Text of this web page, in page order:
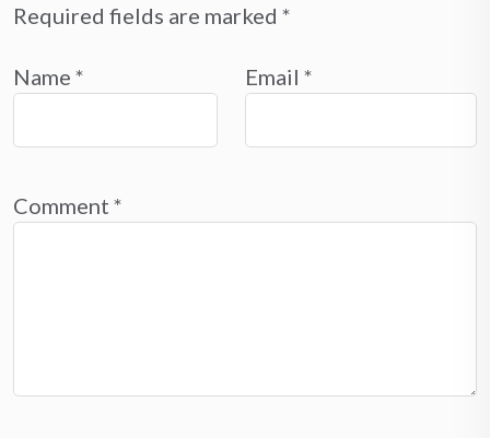
Required fields are marked *
Name * Email *
Comment *